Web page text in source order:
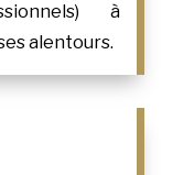
à
alentours.